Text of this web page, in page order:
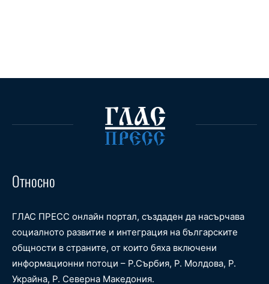
Относно
ГЛАС ПРЕСС онлайн портал, създаден да насърчава
социалното развитие и интеграция на българските
общности в страните, от които бяха включени
информационни потоци – Р.Сърбия, Р. Молдова, Р.
Украйна, Р. Северна Македония.